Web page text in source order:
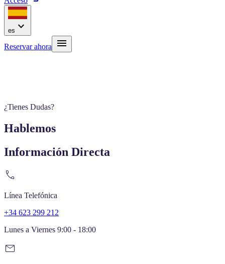
es expand_more
Reservar ahora menu
¿Tienes Dudas?
Hablemos
Información Directa
call
Línea Telefónica
+34 623 299 212
Lunes a Viernes 9:00 - 18:00
mail